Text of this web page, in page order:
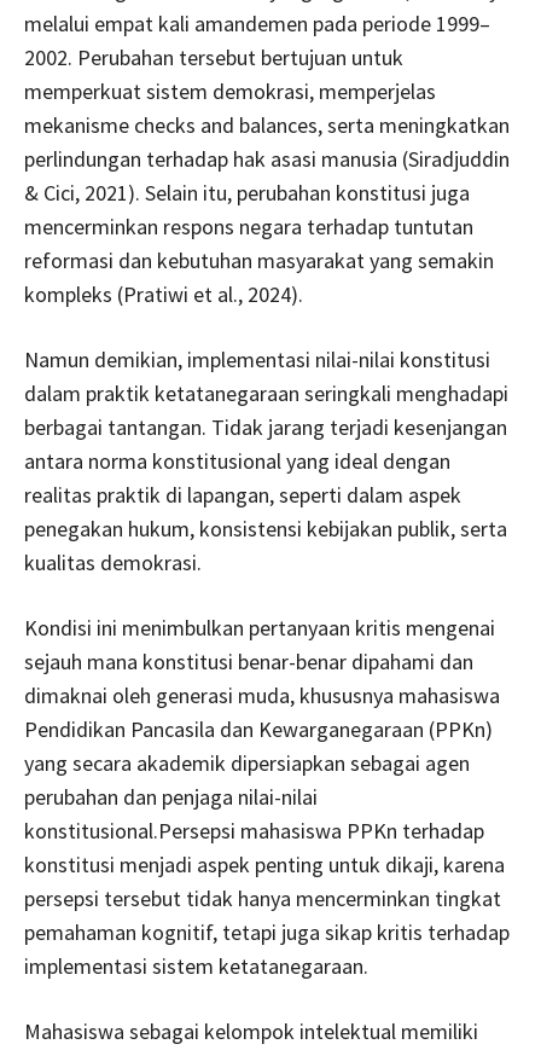
melalui empat kali amandemen pada periode 1999–
2002. Perubahan tersebut bertujuan untuk
memperkuat sistem demokrasi, memperjelas
mekanisme checks and balances, serta meningkatkan
perlindungan terhadap hak asasi manusia (Siradjuddin
& Cici, 2021). Selain itu, perubahan konstitusi juga
mencerminkan respons negara terhadap tuntutan
reformasi dan kebutuhan masyarakat yang semakin
kompleks (Pratiwi et al., 2024).
Namun demikian, implementasi nilai-nilai konstitusi
dalam praktik ketatanegaraan seringkali menghadapi
berbagai tantangan. Tidak jarang terjadi kesenjangan
antara norma konstitusional yang ideal dengan
realitas praktik di lapangan, seperti dalam aspek
penegakan hukum, konsistensi kebijakan publik, serta
kualitas demokrasi.
Kondisi ini menimbulkan pertanyaan kritis mengenai
sejauh mana konstitusi benar-benar dipahami dan
dimaknai oleh generasi muda, khususnya mahasiswa
Pendidikan Pancasila dan Kewarganegaraan (PPKn)
yang secara akademik dipersiapkan sebagai agen
perubahan dan penjaga nilai-nilai
konstitusional.Persepsi mahasiswa PPKn terhadap
konstitusi menjadi aspek penting untuk dikaji, karena
persepsi tersebut tidak hanya mencerminkan tingkat
pemahaman kognitif, tetapi juga sikap kritis terhadap
implementasi sistem ketatanegaraan.
Mahasiswa sebagai kelompok intelektual memiliki